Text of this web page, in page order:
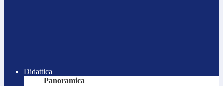
Didattica
Panoramica